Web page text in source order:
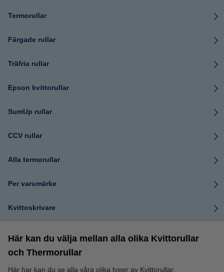
Termorullar
Färgade rullar
Träfria rullar
Epson kvittorullar
SumUp rullar
CCV rullar
Alla termorullar
Per varumärke
Kvittoskrivare
Här kan du välja mellan alla olika Kvittorullar
och Thermorullar
Här har kan du se alla våra olika typer av Kvittorullar,